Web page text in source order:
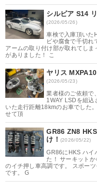
シルビア S14
(2026/05/26)
車検で入庫頂いた
ビや腐食で千切れ
アームの取り付け部が取れてし
がありました！ こ
ヤリス
(2026/05/23)
業者様のご依頼で
1WAY LSDを組込
いた走行距離18kmのお車でした
せて頂
GR86 ZN8
け！ (2026/05/22)
GR86にHKS ハイ
た！ サーキット
のイチ押し車高調です。 スポー
です。 G